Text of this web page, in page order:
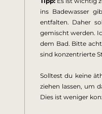
ins Badewasser
entfalten. Daher
gemischt werden.
dem Bad. Bitte
sind konzentrierte
Solltest du keine
ziehen lassen, um
Dies ist weniger